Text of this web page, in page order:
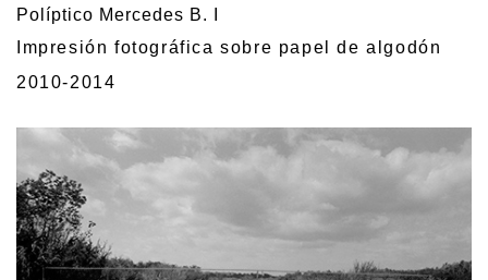
Políptico Mercedes B. I
Impresión fotográfica sobre papel de algodón
2010-2014